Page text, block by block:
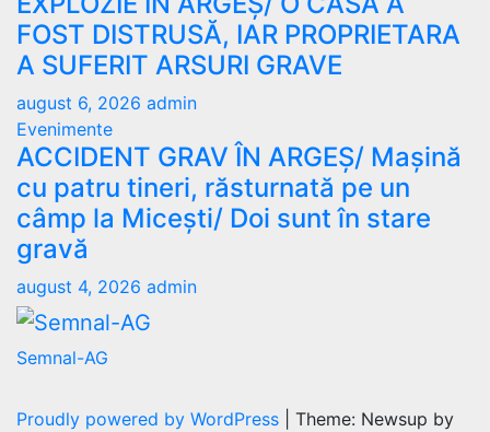
FOST DISTRUSĂ, IAR PROPRIETARA
A SUFERIT ARSURI GRAVE
august 6, 2026 admin
Evenimente
ACCIDENT GRAV ÎN ARGEȘ/ Mașină
cu patru tineri, răsturnată pe un
câmp la Micești/ Doi sunt în stare
gravă
august 4, 2026 admin
Semnal-AG
Proudly powered by WordPress
Theme: Newsup by